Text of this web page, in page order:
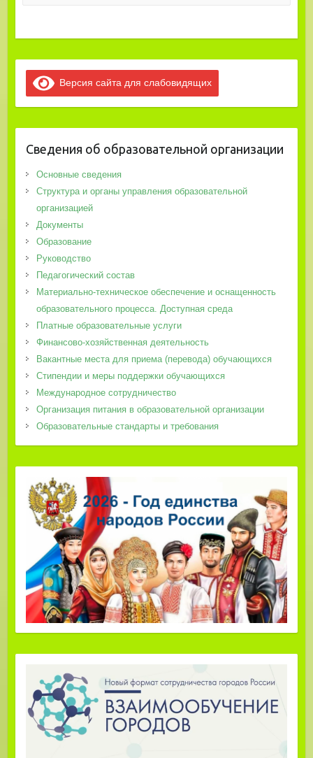
Версия сайта для слабовидящих
Сведения об образовательной организации
Основные сведения
Структура и органы управления образовательной
организацией
Документы
Образование
Руководство
Педагогический состав
Материально-техническое обеспечение и оснащенность
образовательного процесса. Доступная среда
Платные образовательные услуги
Финансово-хозяйственная деятельность
Вакантные места для приема (перевода) обучающихся
Стипендии и меры поддержки обучающихся
Международное сотрудничество
Организация питания в образовательной организации
Образовательные стандарты и требования